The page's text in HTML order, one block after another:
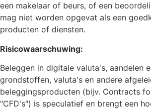
een makelaar of beurs, of een
mag niet worden opgevat als een
producten of diensten.
Risicowaarschuwing:
Beleggen in digitale valuta's, aandelen
grondstoffen, valuta's en andere
beleggingsproducten (bijv. Contracts
"CFD's") is speculatief en brengt een